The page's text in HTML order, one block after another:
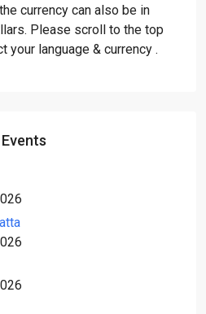
currency can also be in
Please scroll to the top
language & currency .